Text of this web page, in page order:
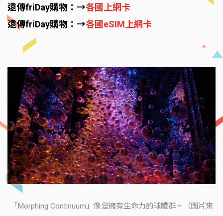
遠傳friDay購物：→各國上網卡
遠傳friDay購物：→各國eSIM上網卡
「Morphing Continuum」像是擁有生命力的球體群。（圖片來